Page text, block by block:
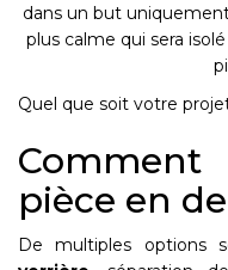
dans un but
plus calme qui sera
Quel que soit votre
pièce en
De multiples options